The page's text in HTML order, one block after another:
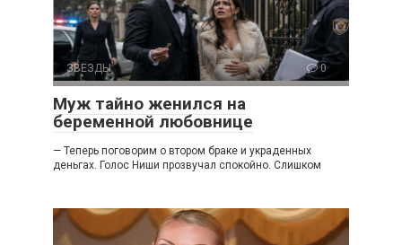
ЗВЕЗДЫ 0
Муж тайно женился на
беременной любовнице
— Теперь поговорим о втором браке и украденных
деньгах. Голос Ниши прозвучал спокойно. Слишком